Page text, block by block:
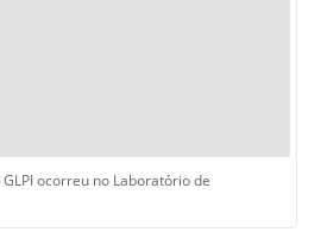
ocorreu no Laboratório de